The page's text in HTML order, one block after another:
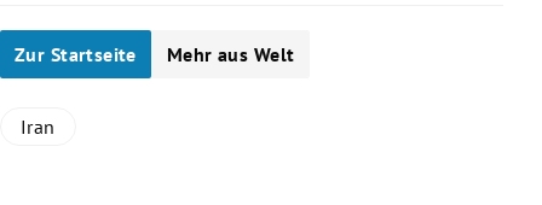
Zur Startseite Mehr aus Welt
Iran